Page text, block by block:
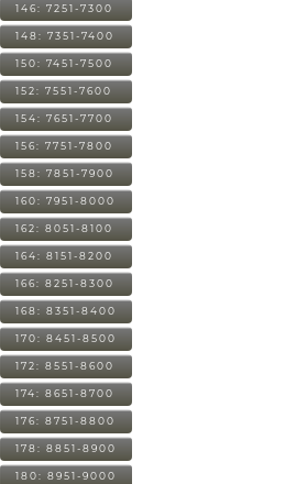
146: 7251-7300
148: 7351-7400
150: 7451-7500
152: 7551-7600
154: 7651-7700
156: 7751-7800
158: 7851-7900
160: 7951-8000
162: 8051-8100
164: 8151-8200
166: 8251-8300
168: 8351-8400
170: 8451-8500
172: 8551-8600
174: 8651-8700
176: 8751-8800
178: 8851-8900
180: 8951-9000